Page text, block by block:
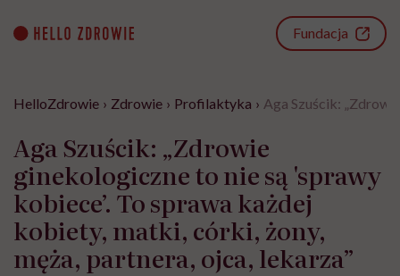
content
Fundacja
HelloZdrowie › Zdrowie › Profilaktyka › Aga Szuścik:
Aga Szuścik: „Zdrowie
ginekologiczne to nie są 'sprawy
kobiece’. To sprawa każdej
kobiety, matki, córki, żony,
męża, partnera, ojca, lekarza”